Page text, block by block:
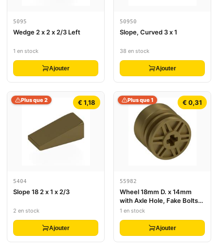
5095
Wedge 2 x 2 x 2/3 Left
1 en stock
Ajouter
50950
Slope, Curved 3 x 1
38 en stock
Ajouter
€ 1,18
Plus que 2
5404
Slope 18 2 x 1 x 2/3
2 en stock
Ajouter
€ 0,31
Plus que 1
55982
Wheel 18mm D. x 14mm
with Axle Hole, Fake Bolts
and Shallow Spokes
1 en stock
Ajouter